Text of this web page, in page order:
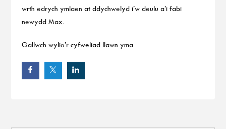
wrth edrych ymlaen at ddychwelyd i’w deulu a’i fabi
newydd Max.
Gallwch wylio’r cyfweliad llawn yma